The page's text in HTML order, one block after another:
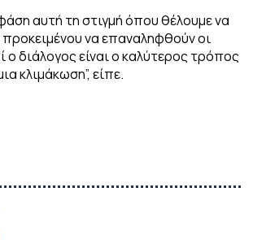
αυτή τη στιγμή όπου θέλουμε να
να επαναληφθούν οι
ο διάλογος είναι ο καλύτερος τρόπος
κλιμάκωση”, είπε.